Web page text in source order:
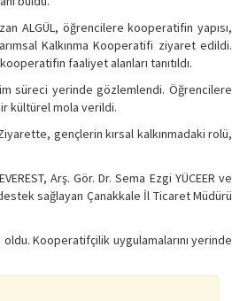
ALGÜL, öğrencilere kooperatifin yapısı,
Kalkınma Kooperatifi ziyaret edildi.
faaliyet alanları tanıtıldı.
süreci yerinde gözlemlendi. Öğrencilere
kültürel mola verildi.
gençlerin kırsal kalkınmadaki rolü,
Arş. Gör. Dr. Sema Ezgi YÜCEER ve
sağlayan Çanakkale İl Ticaret Müdürü
Kooperatifçilik uygulamalarını yerinde